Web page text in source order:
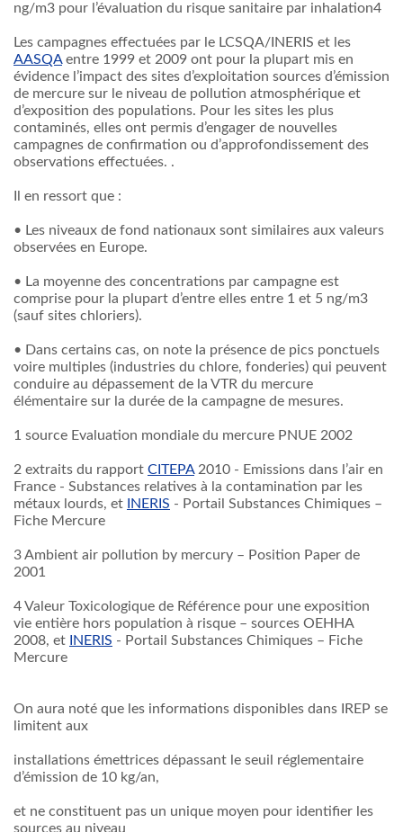
ng/m3 pour l’évaluation du risque sanitaire par inhalation4
Les campagnes effectuées par le LCSQA/INERIS et les
AASQAentre 1999 et 2009 ont pour la plupart mis en
évidence l’impact des sites d’exploitation sources d’émission
de mercure sur le niveau de pollution atmosphérique et
d’exposition des populations. Pour les sites les plus
contaminés, elles ont permis d’engager de nouvelles
campagnes de confirmation ou d’approfondissement des
observations effectuées. .
Il en ressort que :
• Les niveaux de fond nationaux sont similaires aux valeurs
observées en Europe.
• La moyenne des concentrations par campagne est
comprise pour la plupart d’entre elles entre 1 et 5 ng/m3
(sauf sites chloriers).
• Dans certains cas, on note la présence de pics ponctuels
voire multiples (industries du chlore, fonderies) qui peuvent
conduire au dépassement de la VTR du mercure
élémentaire sur la durée de la campagne de mesures.
1 source Evaluation mondiale du mercure PNUE 2002
2 extraits du rapport CITEPA2010 - Emissions dans l’air en
France - Substances relatives à la contamination par les
métaux lourds, et
INERIS - Portail Substances Chimiques –
Fiche Mercure
3 Ambient air pollution by mercury – Position Paper de
2001
4 Valeur Toxicologique de Référence pour une exposition
vie entière hors population à risque – sources OEHHA
2008, et
INERIS - Portail Substances Chimiques – Fiche
Mercure
On aura noté que les informations disponibles dans IREP se
limitent aux
installations émettrices dépassant le seuil réglementaire
d’émission de 10 kg/an,
et ne constituent pas un unique moyen pour identifier les
sources au niveau